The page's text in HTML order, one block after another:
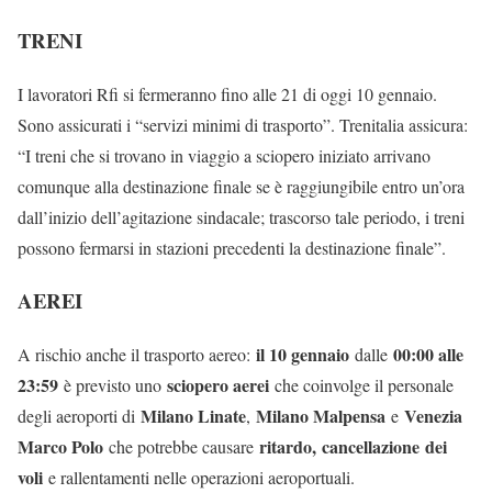
TRENI
I lavoratori Rfi si fermeranno fino alle 21 di oggi 10 gennaio.
Sono assicurati i “servizi minimi di trasporto”. Trenitalia assicura:
“I treni che si trovano in viaggio a sciopero iniziato arrivano
comunque alla destinazione finale se è raggiungibile entro un’ora
dall’inizio dell’agitazione sindacale; trascorso tale periodo, i treni
possono fermarsi in stazioni precedenti la destinazione finale”.
AEREI
A rischio anche il trasporto aereo: il 10 gennaio dalle 00:00 alle
23:59 è previsto uno sciopero aerei che coinvolge il personale
degli aeroporti di Milano Linate, Milano Malpensa e Venezia
Marco Polo che potrebbe causare ritardo, cancellazione dei
voli e rallentamenti nelle operazioni aeroportuali.